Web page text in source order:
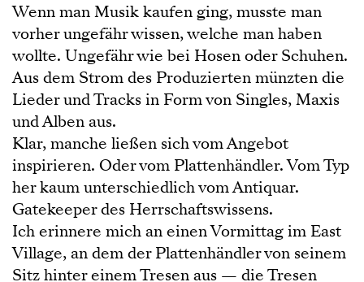
Wenn man Musik kaufen ging, musste man
vorher ungefähr wissen, welche man haben
wollte. Ungefähr wie bei Hosen oder Schuhen.
Aus dem Strom des Produzierten münzten die
Lieder und Tracks in Form von Singles, Maxis
und Alben aus.
Klar, manche ließen sich vom Angebot
inspirieren. Oder vom Plattenhändler. Vom Typ
her kaum unterschiedlich vom Antiquar.
Gatekeeper des Herrschaftswissens.
Ich erinnere mich an einen Vormittag im East
Village, an dem der Plattenhändler von seinem
Sitz hinter einem Tresen aus — die Tresen